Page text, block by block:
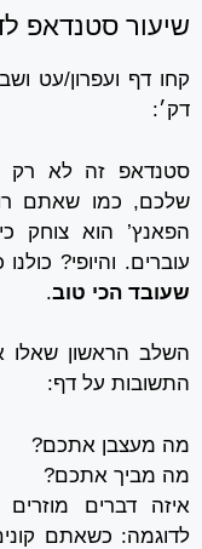
שיעור סטנדאפ
קחו דף ועפרון/עט
דק׳:
סטנדאפ זה לא רק
שלכם, כמו שאתם
הפאנץ’ הוא
עוברים. והיופי?
שעובד הכי טוב.
השלב הראשון
התשובות על דף:
מה מעצבן אתכם?
מה מביך אתכם?
איזה דברים
לדוגמה: כשאתם